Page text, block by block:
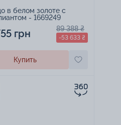
в белом золоте с
- 1669249
грн 89 388 ₴
-53 633 ₴
Купить